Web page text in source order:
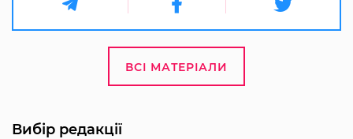
ВСІ МАТЕРІАЛИ
Вибір редакції